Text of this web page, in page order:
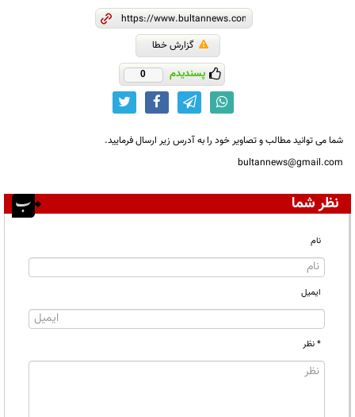
گزارش خطا
پسندیدم 0
شما می توانید مطالب و تصاویر خود را به آدرس زیر ارسال فرمایید.
bultannews@gmail.com
نظر شما
نام
ایمیل
* نظر